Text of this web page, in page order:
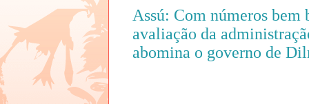
Assú: Com números bem
avaliação da
abomina o governo de